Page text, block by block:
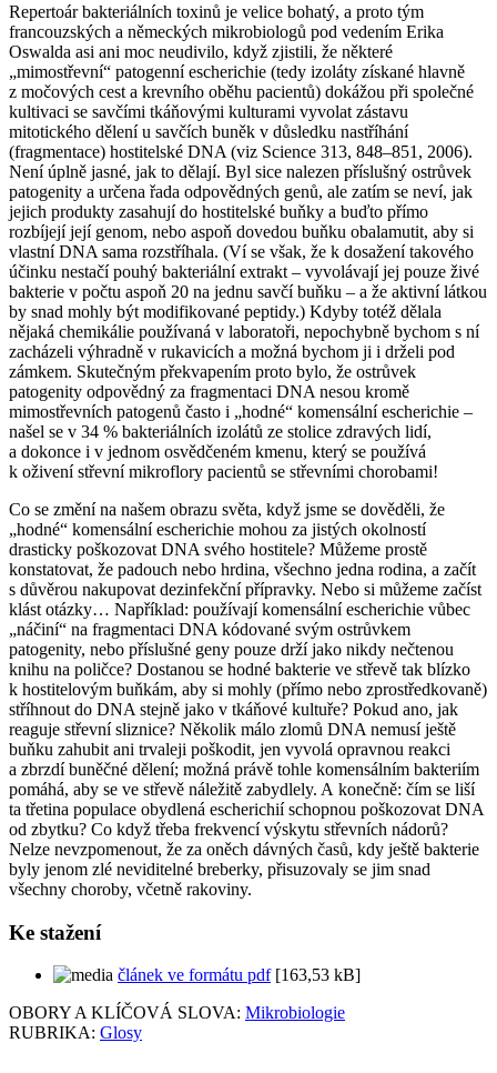
Repertoár bakteriálních toxinů je velice bohatý, a proto tým
francouzských a německých mikrobiologů pod vedením Erika
Oswalda asi ani moc neudivilo, když zjistili, že některé
„mimostřevní“ patogenní escherichie (tedy izoláty získané hlavně
z močových cest a krevního oběhu pacientů) dokážou při společné
kultivaci se savčími tkáňovými kulturami vyvolat zástavu
mitotického dělení u savčích buněk v důsledku nastříhání
(fragmentace) hostitelské DNA (viz Science 313, 848–851, 2006).
Není úplně jasné, jak to dělají. Byl sice nalezen příslušný ostrůvek
patogenity a určena řada odpovědných genů, ale zatím se neví, jak
jejich produkty zasahují do hostitelské buňky a buďto přímo
rozbíjejí její genom, nebo aspoň dovedou buňku obalamutit, aby si
vlastní DNA sama rozstříhala. (Ví se však, že k dosažení takového
účinku nestačí pouhý bakteriální extrakt – vyvolávají jej pouze živé
bakterie v počtu aspoň 20 na jednu savčí buňku – a že aktivní látkou
by snad mohly být modifikované peptidy.) Kdyby totéž dělala
nějaká chemikálie používaná v laboratoři, nepochybně bychom s ní
zacházeli výhradně v rukavicích a možná bychom ji i drželi pod
zámkem. Skutečným překvapením proto bylo, že ostrůvek
patogenity odpovědný za fragmentaci DNA nesou kromě
mimostřevních patogenů často i „hodné“ komensální escherichie –
našel se v 34 % bakteriálních izolátů ze stolice zdravých lidí,
a dokonce i v jednom osvědčeném kmenu, který se používá
k oživení střevní mikroflory pacientů se střevními chorobami!
Co se změní na našem obrazu světa, když jsme se dověděli, že
„hodné“ komensální escherichie mohou za jistých okolností
drasticky poškozovat DNA svého hostitele? Můžeme prostě
konstatovat, že padouch nebo hrdina, všechno jedna rodina, a začít
s důvěrou nakupovat dezinfekční přípravky. Nebo si můžeme začíst
klást otázky… Například: používají komensální escherichie vůbec
„náčiní“ na fragmentaci DNA kódované svým ostrůvkem
patogenity, nebo příslušné geny pouze drží jako nikdy nečtenou
knihu na poličce? Dostanou se hodné bakterie ve střevě tak blízko
k hostitelovým buňkám, aby si mohly (přímo nebo zprostředkovaně)
stříhnout do DNA stejně jako v tkáňové kultuře? Pokud ano, jak
reaguje střevní sliznice? Několik málo zlomů DNA nemusí ještě
buňku zahubit ani trvaleji poškodit, jen vyvolá opravnou reakci
a zbrzdí buněčné dělení; možná právě tohle komensálním bakteriím
pomáhá, aby se ve střevě náležitě zabydlely. A konečně: čím se liší
ta třetina populace obydlená escherichií schopnou poškozovat DNA
od zbytku? Co když třeba frekvencí výskytu střevních nádorů?
Nelze nevzpomenout, že za oněch dávných časů, kdy ještě bakterie
byly jenom zlé neviditelné breberky, přisuzovaly se jim snad
všechny choroby, včetně rakoviny.
Ke stažení
článek ve formátu pdf[163,53 kB]
OBORY A KLÍČOVÁ SLOVA: Mikrobiologie
RUBRIKA: Glosy